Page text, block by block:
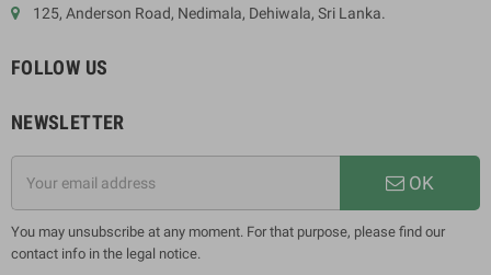
125, Anderson Road, Nedimala, Dehiwala, Sri Lanka.
FOLLOW US
NEWSLETTER
OK
You may unsubscribe at any moment. For that purpose, please find our
contact info in the legal notice.